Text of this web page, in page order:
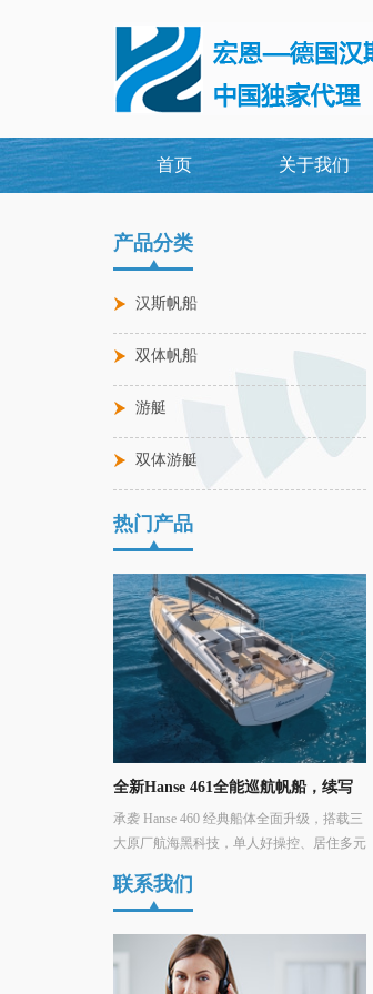
首页 关于我们
产品分类
汉斯帆船
双体帆船
游艇
双体游艇
热门产品
汉斯Hanse 590帆船
汉斯590帆船：现代美学与奢华性能的完美
结合，环绕式驾驶舱、智能小艇车库、定制
联系我们